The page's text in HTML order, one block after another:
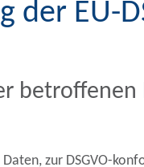
der EU-
betroffenen
zur DSGVO-